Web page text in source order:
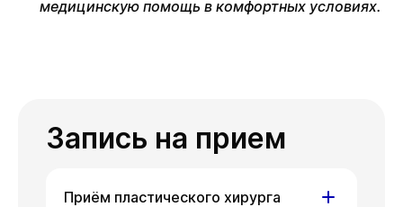
медицинскую помощь в комфортных условиях.
Запись на прием
Приём пластического хирурга